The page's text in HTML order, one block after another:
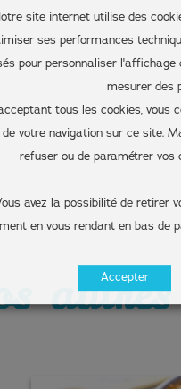
autres
site internet utilise des
ses performances
pour personnaliser
mesurer des
tous les cookies, vous
votre navigation sur ce site.
refuser ou de paramétrer vos
avez la possibilité de retirer
en vous rendant en bas de
Accepter